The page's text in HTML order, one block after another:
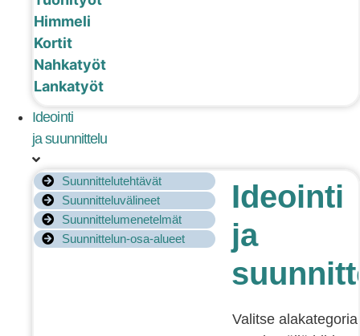
Himmeli
Kortit
Nahkatyöt
Lankatyöt
Ideointi
ja suunnittelu
Suunnittelutehtävät
Suunnitteluvälineet
Suunnittelumenetelmät
Suunnittelun-osa-alueet
Ideointi
ja
Valitse alakategoria